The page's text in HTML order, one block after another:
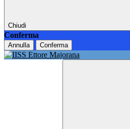
Chiudi
Conferma
Annulla Conferma